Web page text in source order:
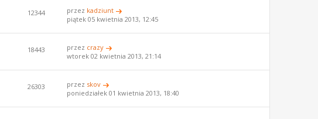
12344 przez kadziunt
piątek 05 kwietnia 2013, 12:45
18443 przez crazy
wtorek 02 kwietnia 2013, 21:14
26303 przez skov
poniedziałek 01 kwietnia 2013, 18:40